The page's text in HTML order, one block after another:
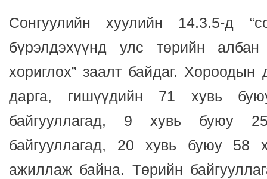
Сонгуулийн хуулийн 14.3.5-д
бүрэлдэхүүнд улс төрийн
хориглох” заалт байдаг. Хороодын
дарга, гишүүдийн 71 хувь
байгууллагад, 9 хувь буюу
байгууллагад, 20 хувь буюу 58
ажиллаж байна. Төрийн